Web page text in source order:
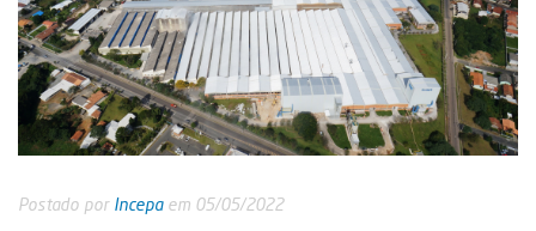
Postado por Incepaem 05/05/2022